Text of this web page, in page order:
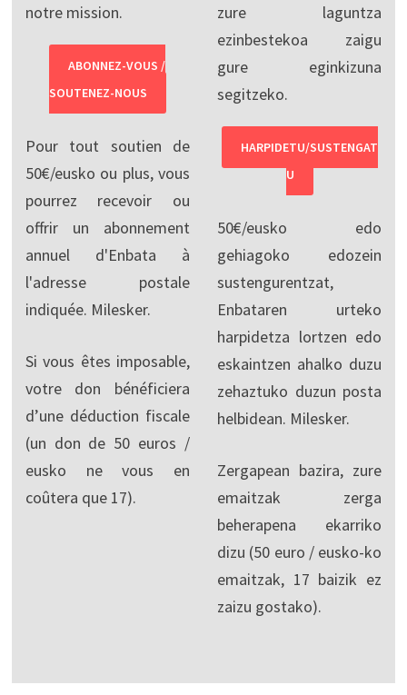
notre mission.
ABONNEZ-VOUS /
SOUTENEZ-NOUS
Pour tout soutien de
50€/eusko ou plus, vous
pourrez recevoir ou
offrir un abonnement
annuel d'Enbata à
l'adresse postale
indiquée. Milesker.
Si vous êtes imposable,
votre don bénéficiera
d’une déduction fiscale
(un don de 50 euros /
eusko ne vous en
coûtera que 17).
zure laguntza
ezinbestekoa zaigu
gure eginkizuna
segitzeko.
HARPIDETU/SUSTENGAT
U
50€/eusko edo
gehiagoko edozein
sustengurentzat,
Enbataren urteko
harpidetza lortzen edo
eskaintzen ahalko duzu
zehaztuko duzun posta
helbidean. Milesker.
Zergapean bazira, zure
emaitzak zerga
beherapena ekarriko
dizu (50 euro / eusko-ko
emaitzak, 17 baizik ez
zaizu gostako).